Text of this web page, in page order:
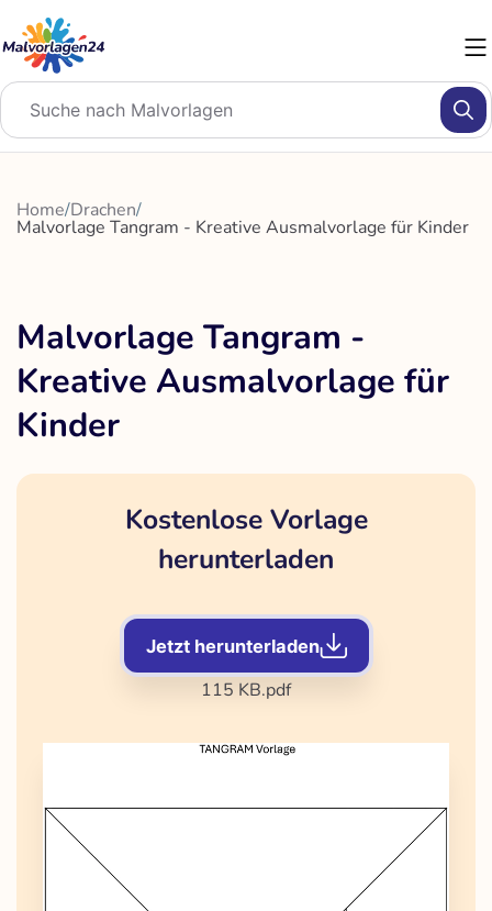
Inhalt
springen
Home/Drachen/
Malvorlage Tangram - Kreative Ausmalvorlage für Kinder
Malvorlage Tangram -
Kreative Ausmalvorlage für
Kinder
Kostenlose Vorlage
herunterladen
Jetzt herunterladen
115 KB.pdf